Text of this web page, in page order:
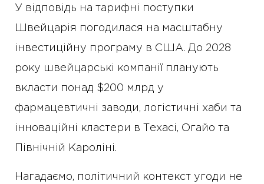
У відповідь на тарифні поступки
Швейцарія погодилася на масштабну
інвестиційну програму в США. До 2028
року швейцарські компанії планують
вкласти понад $200 млрд у
фармацевтичні заводи, логістичні хаби та
інноваційні кластери в Техасі, Огайо та
Північній Кароліні.
Нагадаємо, політичний контекст угоди не